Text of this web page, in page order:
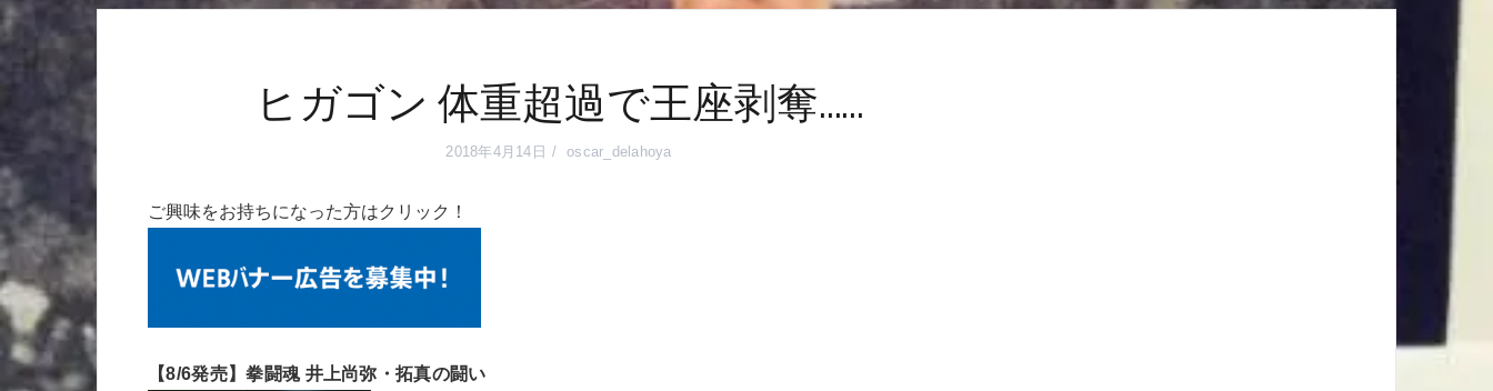
ヒガゴン 体重超過で王座剥奪……
2018年4月14日 oscar_delahoya
ご興味をお持ちになった方はクリック！
【8/6発売】拳闘魂 井上尚弥・拓真の闘い